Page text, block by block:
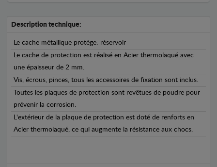
Description technique:
Le cache métallique protège: réservoir
Le cache de protection est réalisé en Acier thermolaqué avec
une épaisseur de 2 mm.
Vis, écrous, pinces, tous les accessoires de fixation sont inclus.
Toutes les plaques de protection sont revêtues de poudre pour
prévenir la corrosion.
L'extérieur de la plaque de protection est doté de renforts en
Acier thermolaqué, ce qui augmente la résistance aux chocs.